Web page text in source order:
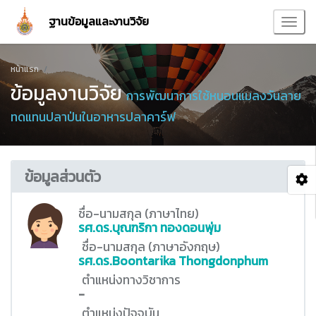
ฐานข้อมูลและงานวิจัย
หน้าแรก
ข้อมูลงานวิจัยการพัฒนาการใช้หนอนแมลงวันลาย
ทดแทนปลาป่นในอาหารปลาคาร์ฟ
ข้อมูลส่วนตัว
ชื่อ-นามสกุล (ภาษาไทย)
รศ.ดร.บุณฑริกา ทองดอนพุ่ม
ชื่อ-นามสกุล (ภาษาอังกฤษ)
รศ.ดร.Boontarika Thongdonphum
ตำแหน่งทางวิชาการ
-